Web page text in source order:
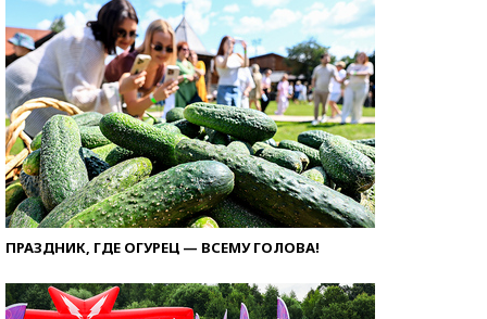
ПРАЗДНИК, ГДЕ ОГУРЕЦ — ВСЕМУ ГОЛОВА!